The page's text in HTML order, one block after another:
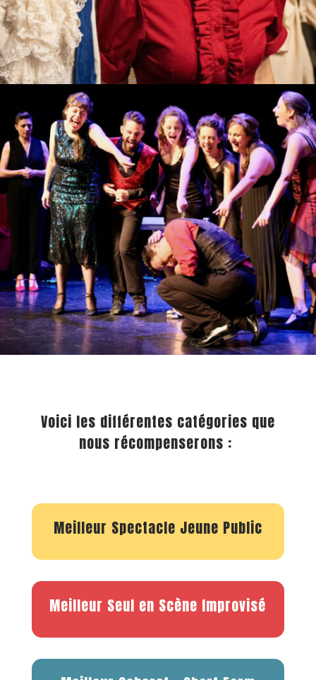
Voici les différentes catégories que
nous récompenserons :
Meilleur Spectacle Jeune Public
Meilleur Seul en Scène Improvisé